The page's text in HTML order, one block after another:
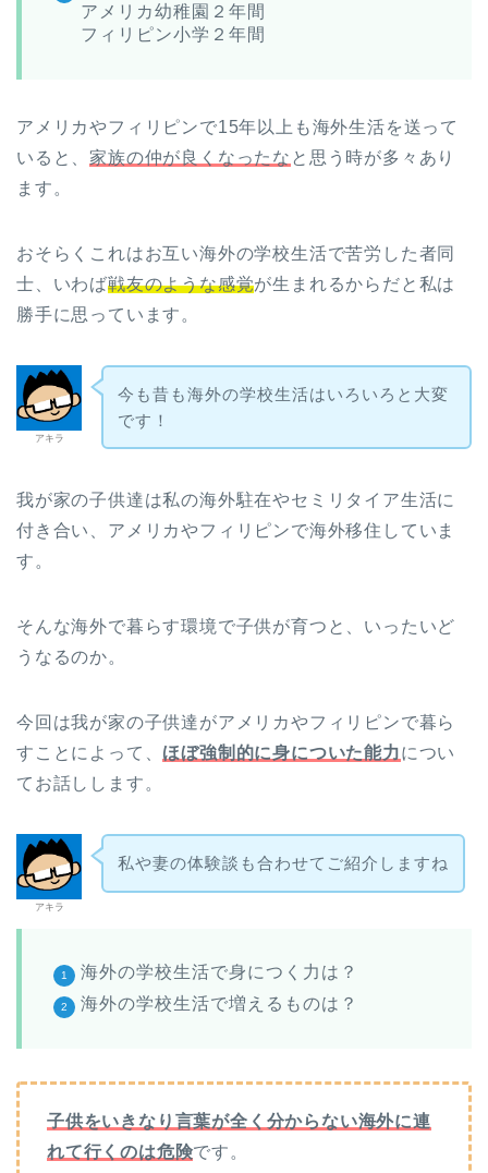
アメリカ幼稚園２年間
フィリピン小学２年間
アメリカやフィリピンで15年以上も海外生活を送って
いると、 家族の仲が良くなったな と思う時が多々あり
ます。
おそらくこれはお互い海外の学校生活で苦労した者同
士、いわば戦友のような感覚が生まれるからだと私は
勝手に思っています。
アキラ
今も昔も海外の学校生活はいろいろと大変
です！
我が家の子供達は私の海外駐在やセミリタイア生活に
付き合い、アメリカやフィリピンで海外移住していま
す。
そんな海外で暮らす環境で子供が育つと、いったいど
うなるのか。
今回は我が家の子供達がアメリカやフィリピンで暮ら
すことによって、 ほぼ強制的に身についた能力につい
てお話しします。
アキラ
私や妻の体験談も合わせてご紹介しますね
海外の学校生活で身につく力は？
海外の学校生活で増えるものは？
子供をいきなり言葉が全く分からない海外に連
れて行くのは危険です。